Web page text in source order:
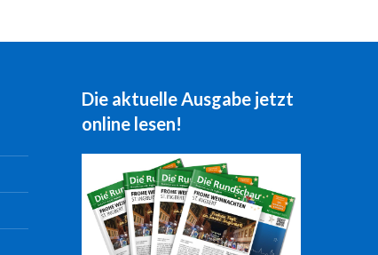
Die aktuelle Ausgabe jetzt
online lesen!